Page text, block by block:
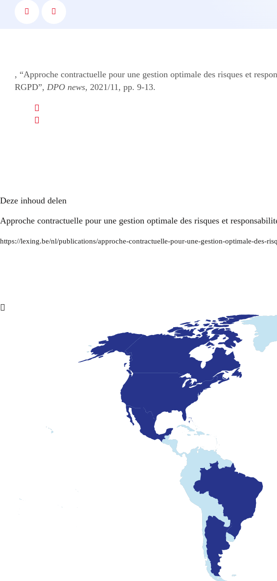
, “Approche contractuelle pour une gestion optimale des risques et
RGPD”, DPO news, 2021/11, pp. 9-13.
Deze inhoud delen
Approche contractuelle pour une gestion optimale des risques et
https://lexing.be/nl/publications/approche-contractuelle-pour-une-gestion-optimale-des-